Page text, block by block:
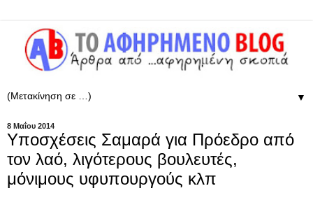
▼
8 Μαΐου 2014
Υποσχέσεις Σαμαρά για Πρόεδρο από
τον λαό, λιγότερους βουλευτές,
μόνιμους υφυπουργούς κλπ